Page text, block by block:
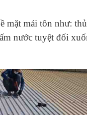
mặt mái tôn như:
nước tuyệt đối